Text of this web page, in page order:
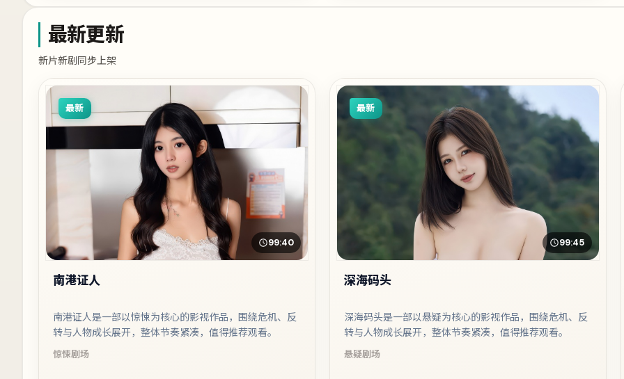
最新更新
新片新剧同步上架
最新
99:40
南港证人
南港证人是一部以惊悚为核心的影视作品，围绕危机、反
转与人物成长展开，整体节奏紧凑，值得推荐观看。
惊悚剧场
最新
99:45
深海码头
深海码头是一部以悬疑为核心的影视作品，围绕危机、反
转与人物成长展开，整体节奏紧凑，值得推荐观看。
悬疑剧场